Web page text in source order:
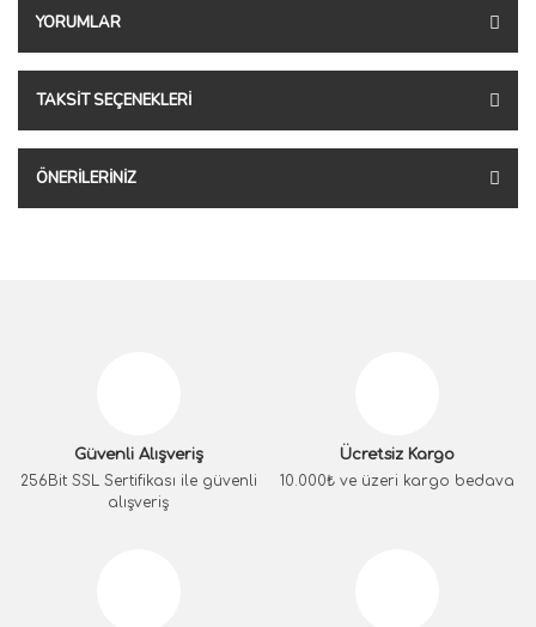
YORUMLAR
TAKSIT SEÇENEKLERI
ÖNERILERINIZ
Güvenli Alışveriş
256Bit SSL Sertifikası ile güvenli
alışveriş
Ücretsiz Kargo
10.000₺ ve üzeri kargo bedava